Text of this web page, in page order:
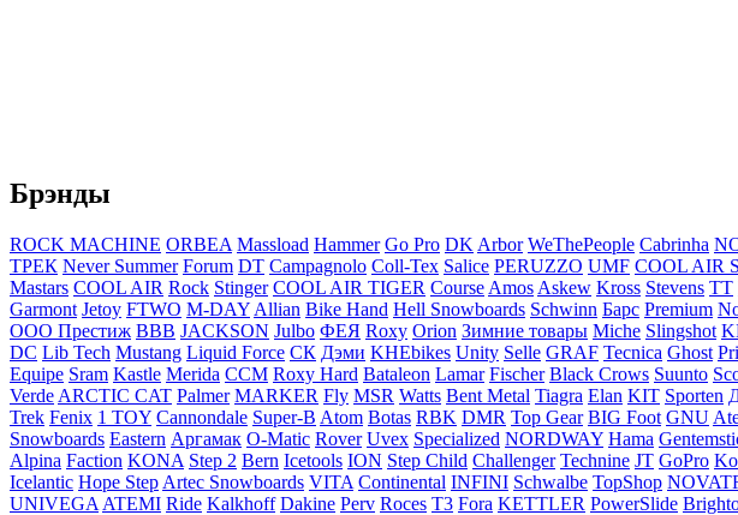
Брэнды
ROCK MACHINE ORBEA Massload Hammer Go Pro DK Arbor WeThePeople Cabrinha
ТРЕК Never Summer Forum DT Campagnolo Coll-Tex Salice PERUZZO UMF COOL AIR
Mastars COOL AIR Rock Stinger COOL AIR TIGER Course Amos Askew Kross Stevens ТТ
Garmont Jetoy FTWO M-DAY Allian Bike Hand Hell Snowboards Schwinn Барс Premium
ООО Престиж ВВВ JACKSON Julbo ФЕЯ Roxy Orion Зимние товары Miche Slingshot
DC Lib Tech Mustang Liquid Force СК Дэми KHEbikes Unity Selle GRAF Tecnica Ghost
Equipe Sram Kastle Merida CCM Roxy Hard Bataleon Lamar Fischer Black Crows Suunto
Verde ARCTIC CAT Palmer MARKER Fly MSR Watts Bent Metal Tiagra Elan KIT Sporten
Trek Fenix 1 TOY Cannondale Super-B Atom Botas RBK DMR Top Gear BIG Foot GNU
Snowboards Eastern Аргамак O-Matic Rover Uvex Specialized NORDWAY Hama
Alpina Faction KONA Step 2 Bern Icetools ION Step Child Challenger Technine JT GoPro
Icelantic Hope Step Artec Snowboards VITA Continental INFINI Schwalbe TopShop
UNIVEGA ATEMI Ride Kalkhoff Dakine Perv Roces T3 Fora KETTLER PowerSlide